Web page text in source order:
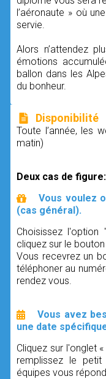
l’aéronaute » où
servie.
Alors n’attendez
émotions
ballon dans les
du bonheur.
Disponibilité
Toute l’année, les
matin)
Deux cas de figure:
Vous voulez
(cas général).
Choisissez
cliquez sur le
Vous recevrez un
téléphoner au
rendez vous.
Vous avez
une date
Cliquez sur l'onglet
remplissez le
équipes vous